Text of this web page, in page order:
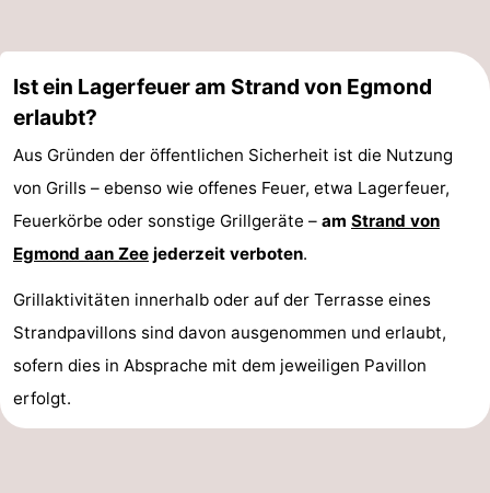
Ist ein Lagerfeuer am Strand von Egmond
erlaubt?
Aus Gründen der öffentlichen Sicherheit ist die Nutzung
von Grills – ebenso wie offenes Feuer, etwa Lagerfeuer,
Feuerkörbe oder sonstige Grillgeräte – am Strand von
Egmond aan Zee jederzeit verboten.
Grillaktivitäten innerhalb oder auf der Terrasse eines
Strandpavillons sind davon ausgenommen und erlaubt,
sofern dies in Absprache mit dem jeweiligen Pavillon
erfolgt.